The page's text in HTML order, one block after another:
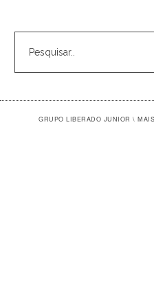
GRUPO LIBERADO JUNIOR \